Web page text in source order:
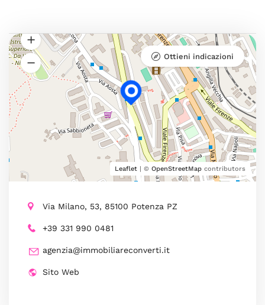
Leaflet | © OpenStreetMap contributors
Ottieni indicazioni
Via Milano, 53, 85100 Potenza PZ
+39 331 990 0481
agenzia@immobiliareconverti.it
Sito Web